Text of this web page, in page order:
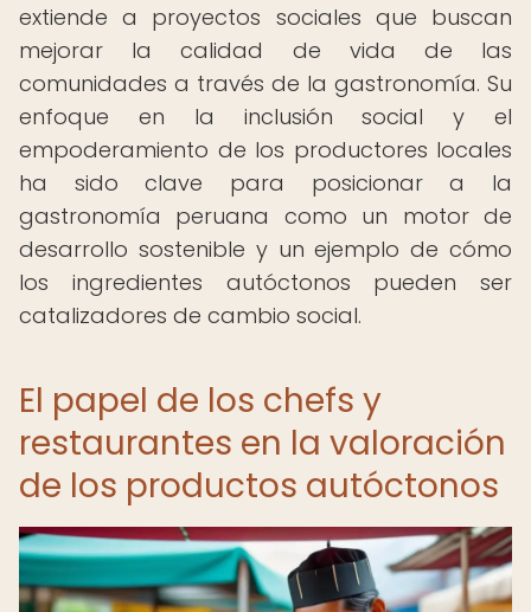
extiende a proyectos sociales que buscan
mejorar la calidad de vida de las
comunidades a través de la gastronomía. Su
enfoque en la inclusión social y el
empoderamiento de los productores locales
ha sido clave para posicionar a la
gastronomía peruana como un motor de
desarrollo sostenible y un ejemplo de cómo
los ingredientes autóctonos pueden ser
catalizadores de cambio social.
El papel de los chefs y
restaurantes en la valoración
de los productos autóctonos